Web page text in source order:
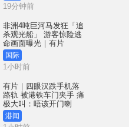
19分钟前
非洲4吨巨河马发狂「追
杀观光船」 游客惊险逃
命画面曝光｜有片
国际
1小时前
有片｜四眼汉跌手机落
路轨 被港铁车门夹手 痛
极大叫：唔该开门喇
港闻